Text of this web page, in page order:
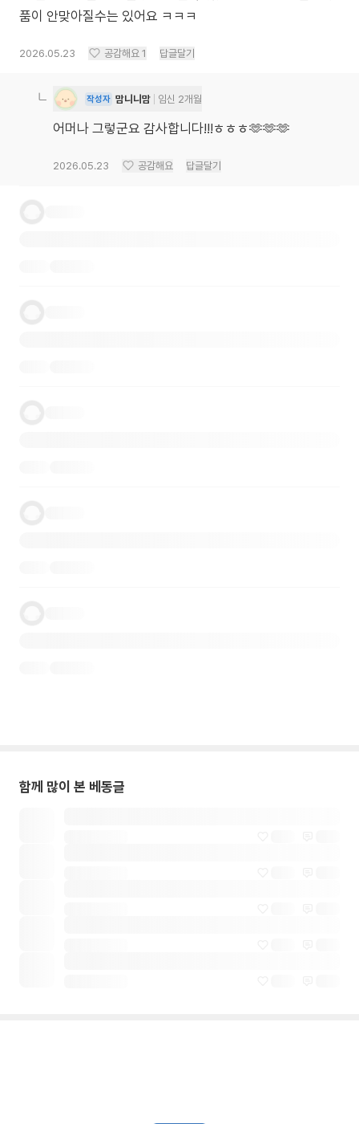
품이 안맞아질수는 있어요 ㅋㅋㅋ
2026.05.23 공감해요 1 답글달기
작성자 맘니니맘 임신 2개월
어머나 그렇군요 감사합니다!!!ㅎㅎㅎ🫶🫶🫶
2026.05.23 공감해요 답글달기
함께 많이 본 베동글